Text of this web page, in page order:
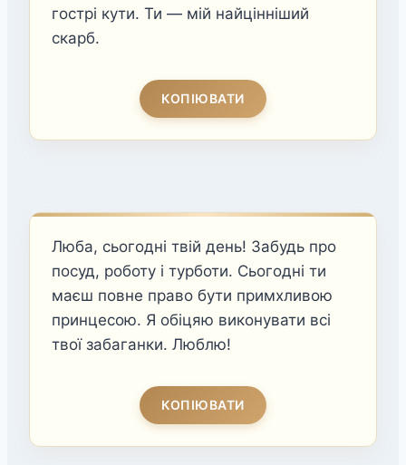
гострі кути. Ти — мій найцінніший
скарб.
КОПІЮВАТИ
Люба, сьогодні твій день! Забудь про
посуд, роботу і турботи. Сьогодні ти
маєш повне право бути примхливою
принцесою. Я обіцяю виконувати всі
твої забаганки. Люблю!
КОПІЮВАТИ